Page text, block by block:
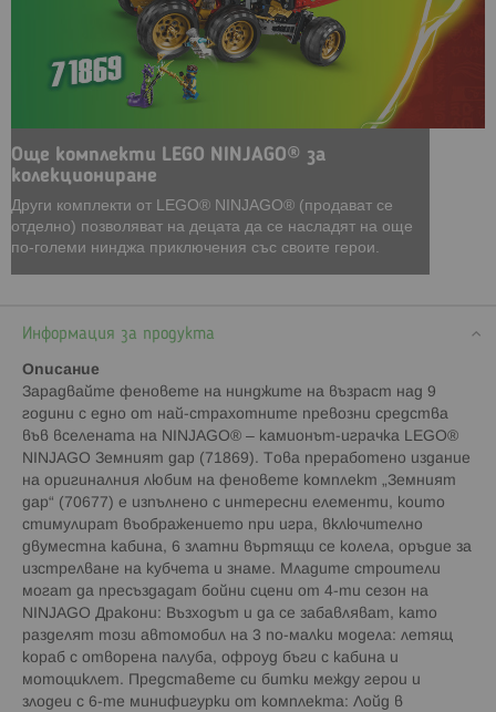
Още комплекти LEGO NINJAGO® за
колекциониране
Други комплекти от LEGO® NINJAGO® (продават се
отделно) позволяват на децата да се насладят на още
по-големи нинджа приключения със своите герои.
Информация за продукта
Описание
Зарадвайте феновете на нинджите на възраст над 9
години с едно от най-страхотните превозни средства
във вселената на NINJAGO® – камионът-играчка LEGO®
NINJAGO Земният дар (71869). Това преработено издание
на оригиналния любим на феновете комплект „Земният
дар“ (70677) е изпълнено с интересни елементи, които
стимулират въображението при игра, включително
двуместна кабина, 6 златни въртящи се колела, оръдие за
изстрелване на кубчета и знаме. Младите строители
могат да пресъздадат бойни сцени от 4-ти сезон на
NINJAGO Дракони: Възходът и да се забавляват, като
разделят този автомобил на 3 по-малки модела: летящ
кораб с отворена палуба, офроуд бъги с кабина и
мотоциклет. Представете си битки между герои и
злодеи с 6-те минифигурки от комплекта: Лойд в